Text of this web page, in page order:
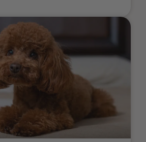
è un elemento cruciale per
elevata, il benessere
del mantello, caratteristiche che
Essendo un cane attivo e
ha bisogno di una dieta